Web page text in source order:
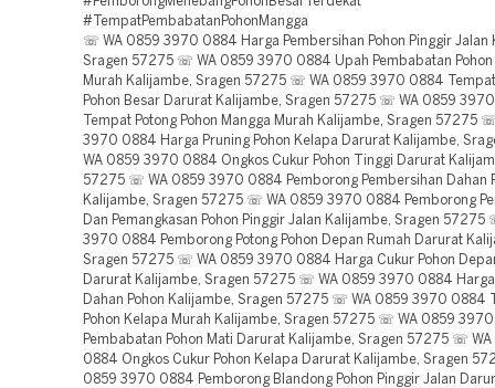
#TempatPembabatanPohonMangga
☏ WA 0859 3970 0884 Harga Pembersihan Pohon Pinggir Jalan
Sragen 57275 ☏ WA 0859 3970 0884 Upah Pembabatan Pohon
Murah Kalijambe, Sragen 57275 ☏ WA 0859 3970 0884
Pohon Besar Darurat Kalijambe, Sragen 57275 ☏ WA 0859
Tempat Potong Pohon Mangga Murah Kalijambe, Sragen 57275
3970 0884 Harga Pruning Pohon Kelapa Darurat Kalijambe,
WA 0859 3970 0884 Ongkos Cukur Pohon Tinggi Darurat
57275 ☏ WA 0859 3970 0884 Pemborong Pembersihan Dahan
Kalijambe, Sragen 57275 ☏ WA 0859 3970 0884 Pemborong
Dan Pemangkasan Pohon Pinggir Jalan Kalijambe, Sragen
3970 0884 Pemborong Potong Pohon Depan Rumah Darurat
Sragen 57275 ☏ WA 0859 3970 0884 Harga Cukur Pohon
Darurat Kalijambe, Sragen 57275 ☏ WA 0859 3970 0884
Dahan Pohon Kalijambe, Sragen 57275 ☏ WA 0859 3970 0884
Pohon Kelapa Murah Kalijambe, Sragen 57275 ☏ WA 0859
Pembabatan Pohon Mati Darurat Kalijambe, Sragen 57275 ☏
0884 Ongkos Cukur Pohon Kelapa Darurat Kalijambe, Sragen
0859 3970 0884 Pemborong Blandong Pohon Pinggir Jalan